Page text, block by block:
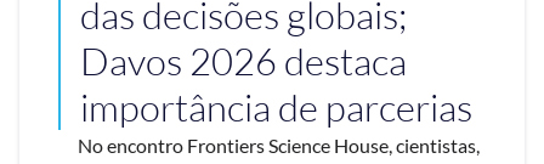
das decisões globais;
Davos 2026 destaca
importância de parcerias
No encontro Frontiers Science House, cientistas,